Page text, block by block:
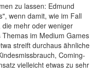
zu lassen: Edmund
wenn damit, wie im Fall
mehr oder weniger
im Medium Games
streift durchaus ähnliche
Coming-
vielleicht etwas zu sehr